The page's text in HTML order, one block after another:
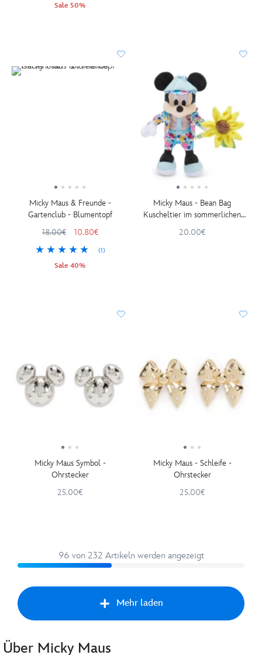
Sale 50%
Micky Maus & Freunde -
Gartenclub - Blumentopf
18.00€
10.80€
(1)
Sale 40%
Micky Maus - Bean Bag
Kuscheltier im sommerlichen
20.00€
Micky Maus Symbol -
Ohrstecker
25.00€
Micky Maus - Schleife -
Ohrstecker
25.00€
96 von 232 Artikeln werden angezeigt
Mehr laden
Über Micky Maus